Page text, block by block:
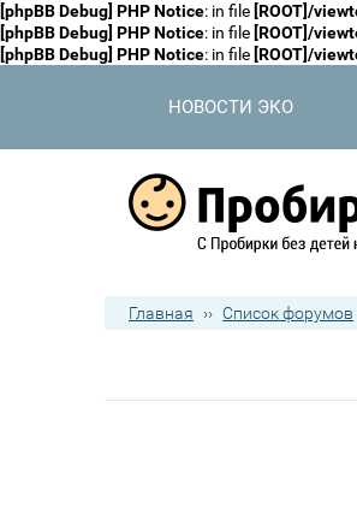
[phpBB Debug] PHP Notice: in file [ROOT]/
[phpBB Debug] PHP Notice: in file [ROOT]/
[phpBB Debug] PHP Notice: in file [ROOT]/
НОВОСТИ ЭКО
Главная ›› Список форумов